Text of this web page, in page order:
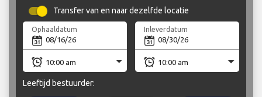
Transfer van en naar dezelfde locatie
Ophaaldatum Inleverdatum
Leeftijd bestuurder: